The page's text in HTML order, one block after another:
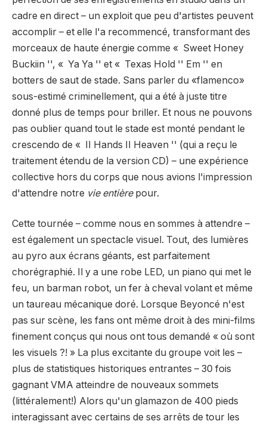
cadre en direct – un exploit que peu d'artistes peuvent
accomplir – et elle l'a recommencé, transformant des
morceaux de haute énergie comme « Sweet Honey
Buckiin '', « Ya Ya '' et « Texas Hold '' Em ​​'' en
botters de saut de stade. Sans parler du «flamenco»
sous-estimé criminellement, qui a été à juste titre
donné plus de temps pour briller. Et nous ne pouvons
pas oublier quand tout le stade est monté pendant le
crescendo de « II Hands II Heaven '' (qui a reçu le
traitement étendu de la version CD) – une expérience
collective hors du corps que nous avions l'impression
d'attendre notre vie entièrepour.
Cette tournée – comme nous en sommes à attendre –
est également un spectacle visuel. Tout, des lumières
au pyro aux écrans géants, est parfaitement
chorégraphié. Il y a une robe LED, un piano qui met le
feu, un barman robot, un fer à cheval volant et même
un taureau mécanique doré. Lorsque Beyoncé n'est
pas sur scène, les fans ont même droit à des mini-films
finement conçus qui nous ont tous demandé « où sont
les visuels ?! » La plus excitante du groupe voit les –
plus de statistiques historiques entrantes – 30 fois
gagnant VMA atteindre de nouveaux sommets
(littéralement!) Alors qu'un glamazon de 400 pieds
interagissant avec certains de ses arrêts de tour les